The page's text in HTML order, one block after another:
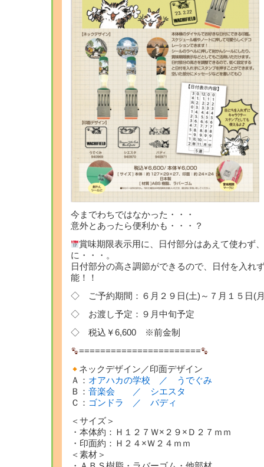
今までわちではなかった・・・
意外とあったら便利かも・・・？
賞味期限表示用に、日付部分はあえて使わず
に・・・。
日付部分の高さ調節ができるので、日付を入れ
能！！
◇ ご予約期間：６月２９日(土)～７月１５日(
◇ お渡し予定：９月中旬予定
◇ 税込￥6,600 ※前金制
=======================
ネックデザイン／印面デザイン
Ａ： オアハカの学校 ／ うでぐみ
Ｂ： 音楽会 ／ シエスタ
Ｃ： ゴンドラ ／ バディ
＜サイズ＞
・本体約：Ｈ１２７Ｗ×２９×Ｄ２７ｍｍ
・印面約：Ｈ２４×Ｗ２４ｍｍ
＜素材＞